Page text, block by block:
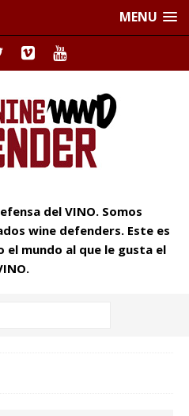
MENU
del VINO. Somos
wine defenders. Este es
mundo al que le gusta el